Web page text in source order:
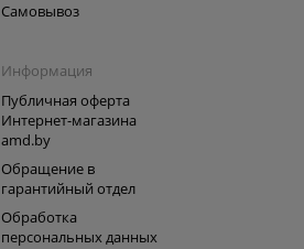
Самовывоз
Информация
Публичная оферта
Интернет-магазина
amd.by
Обращение в
гарантийный отдел
Обработка
персональных данных